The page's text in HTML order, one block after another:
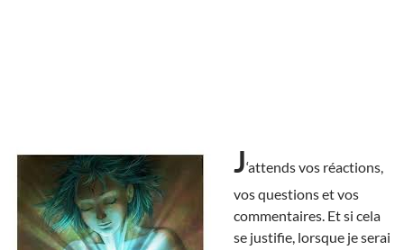
J‘attends vos réactions,
vos questions et vos
commentaires. Et si cela
se justifie, lorsque je serai